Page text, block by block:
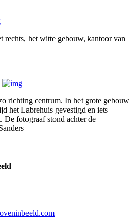
rechts, het witte gebouw, kantoor van
richting centrum. In het grote gebouw
het Labrehuis gevestigd en iets
De fotograaf stond achter de